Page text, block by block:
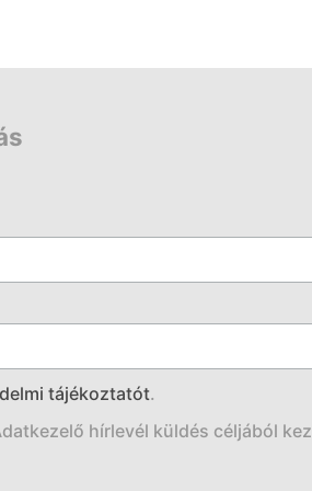
tájékoztatót.
hírlevél küldés céljából